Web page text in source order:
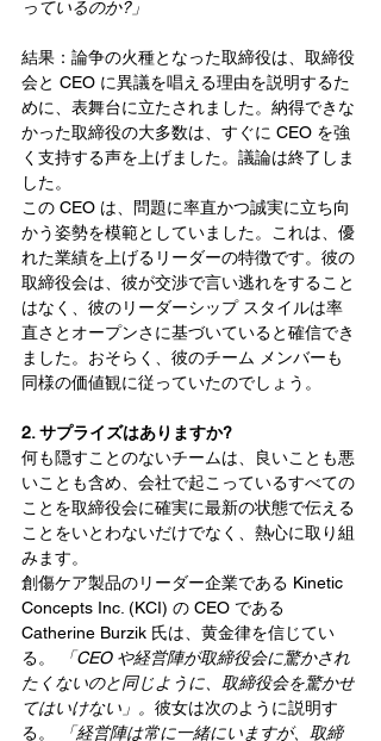
っているのか?」
結果：論争の火種となった取締役は、取締役
会と CEO に異議を唱える理由を説明するた
めに、表舞台に立たされました。納得できな
かった取締役の大多数は、すぐに CEO を強
く支持する声を上げました。議論は終了しま
した。
この CEO は、問題に率直かつ誠実に立ち向
かう姿勢を模範としていました。これは、優
れた業績を上げるリーダーの特徴です。彼の
取締役会は、彼が交渉で言い逃れをすること
はなく、彼のリーダーシップ スタイルは率
直さとオープンさに基づいていると確信でき
ました。おそらく、彼のチーム メンバーも
同様の価値観に従っていたのでしょう。
2. サプライズはありますか?
何も隠すことのないチームは、良いことも悪
いことも含め、会社で起こっているすべての
ことを取締役会に確実に最新の状態で伝える
ことをいとわないだけでなく、熱心に取り組
みます。
創傷ケア製品のリーダー企業である Kinetic
Concepts Inc. (KCI) の CEO である
Catherine Burzik 氏は、黄金律を信じてい
る。
「CEO や経営陣が取締役会に驚かされ
たくないのと同じように、取締役会を驚かせ
てはいけない」。 彼女は次のように説明す
る。
「経営陣は常に一緒にいますが、取締